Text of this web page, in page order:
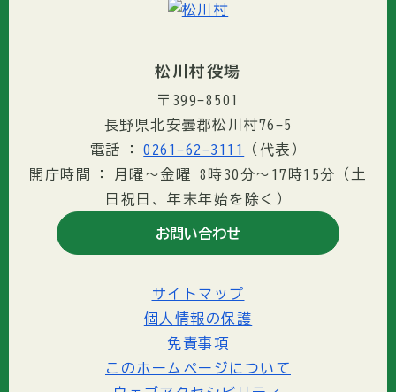
松川村役場
〒399-8501
長野県北安曇郡松川村76-5
電話
0261-62-3111
（代表）
開庁時間
月曜～金曜 8時30分〜17時15分（土
日祝日、年末年始を除く）
お問い合わせ
サイトマップ
個人情報の保護
免責事項
このホームページについて